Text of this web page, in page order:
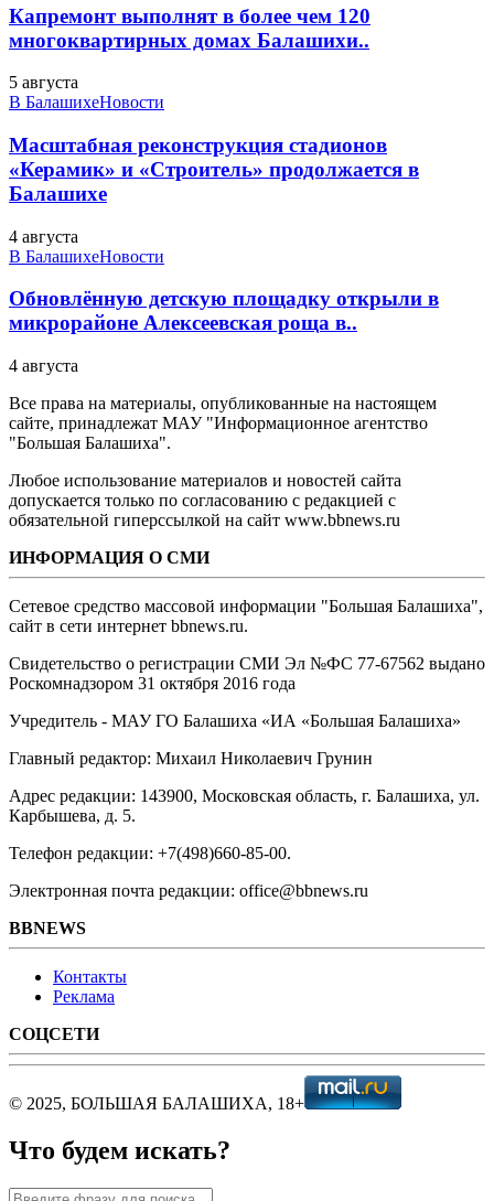
Капремонт выполнят в более чем 120
многоквартирных домах Балашихи..
5 августа
В БалашихеНовости
Масштабная реконструкция стадионов
«Керамик» и «Строитель» продолжается в
Балашихе
4 августа
В БалашихеНовости
Обновлённую детскую площадку открыли в
микрорайоне Алексеевская роща в..
4 августа
Все права на материалы, опубликованные на настоящем
сайте, принадлежат МАУ "Информационное агентство
"Большая Балашиха".
Любое использование материалов и новостей сайта
допускается только по согласованию с редакцией с
обязательной гиперссылкой на сайт www.bbnews.ru
ИНФОРМАЦИЯ О СМИ
Сетевое средство массовой информации "Большая Балашиха",
сайт в сети интернет bbnews.ru.
Свидетельство о регистрации СМИ Эл №ФС ‎77-67562 выдано
Роскомнадзором 31 октября 2016 года
Учредитель - МАУ ГО Балашиха «ИА «Большая Балашиха»
Главный редактор: Михаил Николаевич Грунин
Адрес редакции: 143900, Московская область, г. Балашиха, ул.
Карбышева, д. 5.
Телефон редакции: +7(498)660-85-00.
Электронная почта редакции: office@bbnews.ru
BBNEWS
Контакты
Реклама
СОЦСЕТИ
© 2025, БОЛЬШАЯ БАЛАШИХА, 18+
Что будем искать?